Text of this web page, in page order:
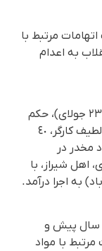
مرتبط با
به اعدام
همچنین، بامداد روز چهارشنبە ١ مرداد ١٤٠٤(٢٣ جولای)، حکم
اعدام سە زندانی با نامهای بهزاد غلام‌زاده و لطیف کارگر، ٤٠
مخدر در
شیراز، با
به اجرا درآمد.
سال پیش و
با مواد